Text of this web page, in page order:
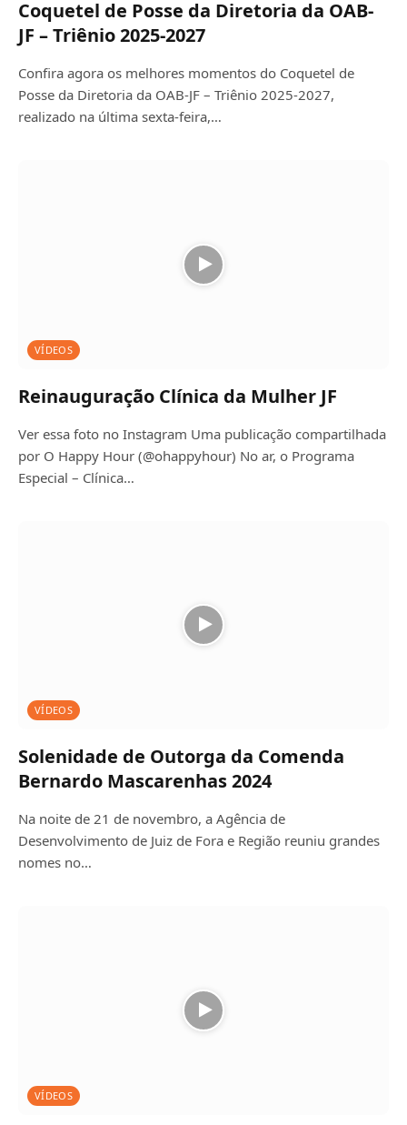
Coquetel de Posse da Diretoria da OAB-
JF – Triênio 2025-2027
Confira agora os melhores momentos do Coquetel de
Posse da Diretoria da OAB-JF – Triênio 2025-2027,
realizado na última sexta-feira,…
VÍDEOS
Reinauguração Clínica da Mulher JF
Ver essa foto no Instagram Uma publicação compartilhada
por O Happy Hour (@ohappyhour) No ar, o Programa
Especial – Clínica…
VÍDEOS
Solenidade de Outorga da Comenda
Bernardo Mascarenhas 2024
Na noite de 21 de novembro, a Agência de
Desenvolvimento de Juiz de Fora e Região reuniu grandes
nomes no…
VÍDEOS